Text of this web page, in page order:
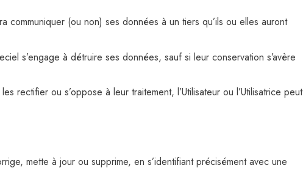
(ou non) ses données à un tiers qu’ils ou elles auront
s’engage à détruire ses données, sauf si leur conservation s’avère
rectifier ou s’oppose à leur traitement, l’Utilisateur ou l’Utilisatrice peut
mette à jour ou supprime, en s’identifiant précisément avec une